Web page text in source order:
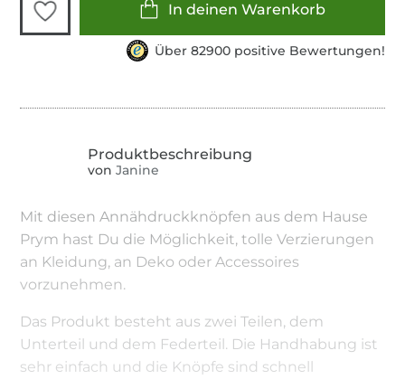
In deinen Warenkorb
Über 82900 positive Bewertungen!
von Janine
Mit diesen Annähdruckknöpfen aus dem Hause
Prym hast Du die Möglichkeit, tolle Verzierungen
an Kleidung, an Deko oder Accessoires
vorzunehmen.
Das Produkt besteht aus zwei Teilen, dem
Unterteil und dem Federteil. Die Handhabung ist
sehr einfach und die Knöpfe sind schnell